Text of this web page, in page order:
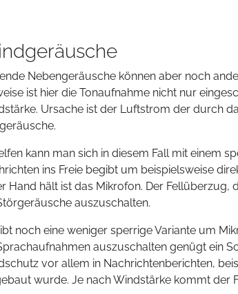
Nebengeräusche können aber noch
ist hier die Tonaufnahme nicht nur
Ursache ist der Luftstrom der durch
kann man sich in diesem Fall mit einem
ins Freie begibt um beispielsweise
Hand hält ist das Mikrofon. Der
auszuschalten.
noch eine weniger sperrige Variante um
auszuschalten genügt ein
vor allem in Nachrichtenberichten,
wurde. Je nach Windstärke kommt der